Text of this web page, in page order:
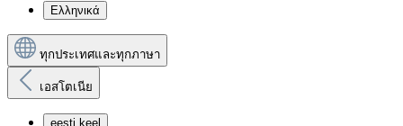
Ελληνικά
ทุกประเทศและทุกภาษา
เอสโตเนีย
eesti keel